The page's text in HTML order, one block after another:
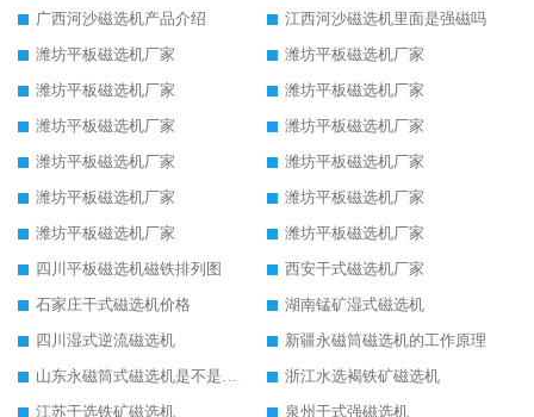
广西河沙磁选机产品介绍
江西河沙磁选机里面是强磁吗
潍坊平板磁选机厂家
潍坊平板磁选机厂家
潍坊平板磁选机厂家
潍坊平板磁选机厂家
潍坊平板磁选机厂家
潍坊平板磁选机厂家
潍坊平板磁选机厂家
潍坊平板磁选机厂家
潍坊平板磁选机厂家
潍坊平板磁选机厂家
潍坊平板磁选机厂家
潍坊平板磁选机厂家
四川平板磁选机磁铁排列图
西安干式磁选机厂家
石家庄干式磁选机价格
湖南锰矿湿式磁选机
四川湿式逆流磁选机
新疆永磁筒磁选机的工作原理
山东永磁筒式磁选机是不是强磁
浙江水选褐铁矿磁选机
江苏干选铁矿磁选机
泉州干式强磁选机